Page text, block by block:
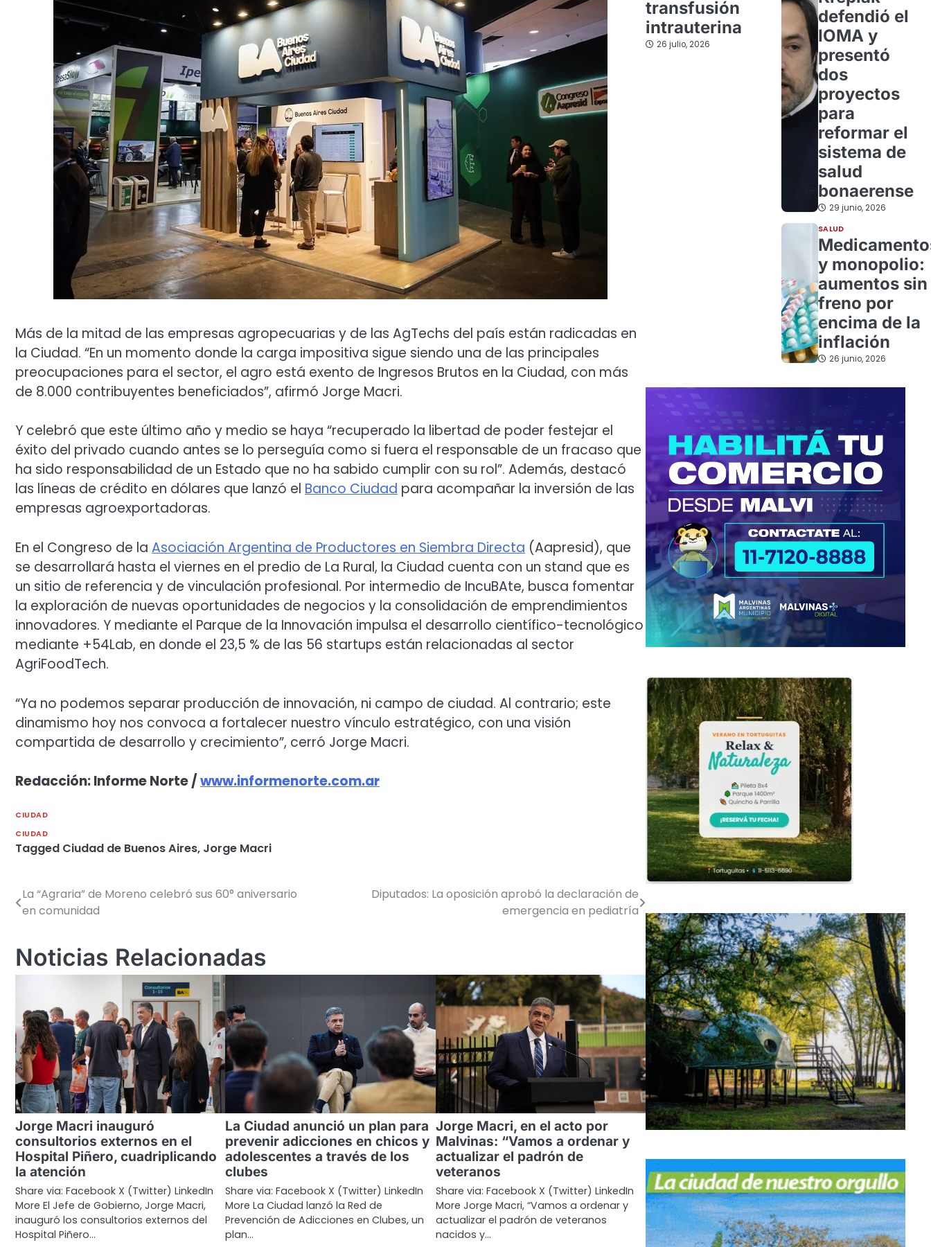
Más de la mitad de las empresas agropecuarias y de las AgTechs del país están radicadas en
la Ciudad. “En un momento donde la carga impositiva sigue siendo una de las principales
preocupaciones para el sector, el agro está exento de Ingresos Brutos en la Ciudad, con más
de 8.000 contribuyentes beneficiados”, afirmó Jorge Macri.
Y celebró que este último año y medio se haya “recuperado la libertad de poder festejar el
éxito del privado cuando antes se lo perseguía como si fuera el responsable de un fracaso que
ha sido responsabilidad de un Estado que no ha sabido cumplir con su rol”. Además, destacó
las líneas de crédito en dólares que lanzó el Banco Ciudad para acompañar la inversión de las
empresas agroexportadoras.
En el Congreso de la Asociación Argentina de Productores en Siembra Directa (Aapresid), que
se desarrollará hasta el viernes en el predio de La Rural, la Ciudad cuenta con un stand que es
un sitio de referencia y de vinculación profesional. Por intermedio de IncuBAte, busca fomentar
la exploración de nuevas oportunidades de negocios y la consolidación de emprendimientos
innovadores. Y mediante el Parque de la Innovación impulsa el desarrollo científico-tecnológico
mediante +54Lab, en donde el 23,5 % de las 56 startups están relacionadas al sector
AgriFoodTech.
“Ya no podemos separar producción de innovación, ni campo de ciudad. Al contrario; este
dinamismo hoy nos convoca a fortalecer nuestro vínculo estratégico, con una visión
compartida de desarrollo y crecimiento”, cerró Jorge Macri.
Redacción: Informe Norte /www.informenorte.com.ar
CIUDAD
CIUDAD
Tagged Ciudad de Buenos Aires, Jorge Macri
Navegación
entradas
La “Agraria” de Moreno celebró sus 60° aniversario
en comunidad
Diputados: La oposición aprobó la declaración de
emergencia en pediatría
Noticias Relacionadas
Jorge Macri inauguró
consultorios externos en el
Hospital Piñero, cuadriplicando
la atención
Share via: Facebook X (Twitter) LinkedIn
More El Jefe de Gobierno, Jorge Macri,
inauguró los consultorios externos del
Hospital Piñero…
La Ciudad anunció un plan para
prevenir adicciones en chicos y
adolescentes a través de los
clubes
Share via: Facebook X (Twitter) LinkedIn
More La Ciudad lanzó la Red de
Prevención de Adicciones en Clubes, un
plan…
Jorge Macri, en el acto por
Malvinas: “Vamos a ordenar y
actualizar el padrón de
veteranos
Share via: Facebook X (Twitter) LinkedIn
More Jorge Macri, “Vamos a ordenar y
actualizar el padrón de veteranos
nacidos y…
transfusión
intrauterina
26 julio, 2026
defendió el
IOMA y
presentó
dos
proyectos
para
reformar el
sistema de
salud
bonaerense
29 junio, 2026
SALUD
y monopolio:
aumentos sin
freno por
encima de la
inflación
26 junio, 2026